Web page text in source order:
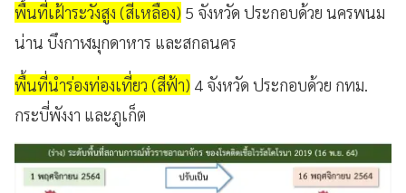
พื้นที่เฝ้าระวังสูง (สีเหลือง) 5 จังหวัด ประกอบด้วย นครพนม
น่าน บึงกาฬมุกดาหาร และสกลนคร
พื้นที่นำร่องท่องเที่ยว (สีฟ้า) 4 จังหวัด ประกอบด้วย กทม.
กระบี่พังงา และภูเก็ต